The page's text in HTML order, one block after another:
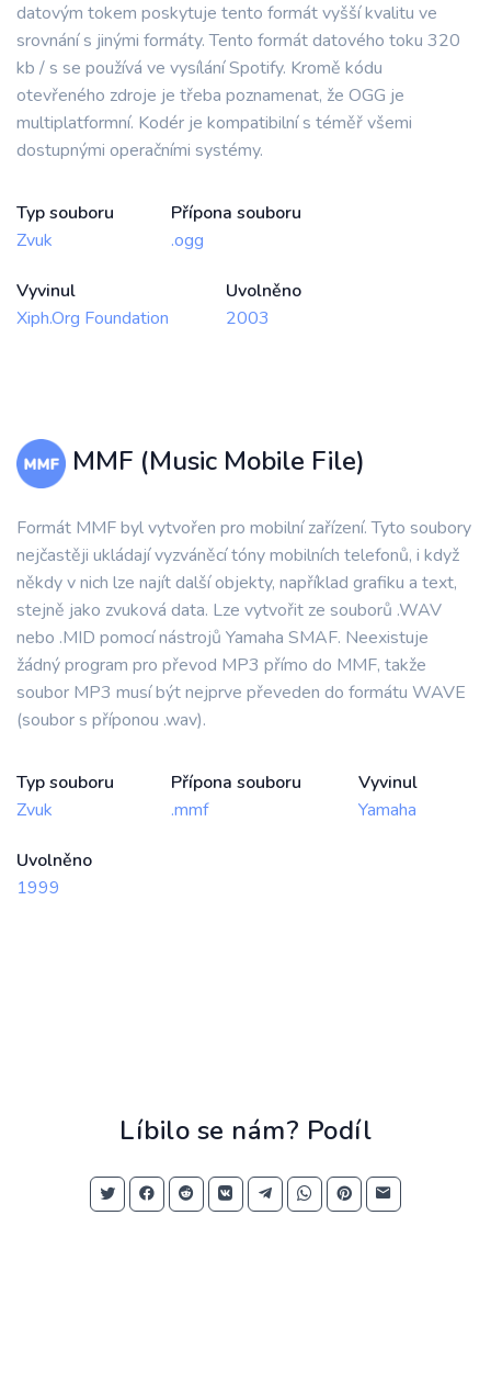
datovým tokem poskytuje tento formát vyšší kvalitu ve
srovnání s jinými formáty. Tento formát datového toku 320
kb / s se používá ve vysílání Spotify. Kromě kódu
otevřeného zdroje je třeba poznamenat, že OGG je
multiplatformní. Kodér je kompatibilní s téměř všemi
dostupnými operačními systémy.
Typ souboru
Zvuk
Přípona souboru
.ogg
Vyvinul
Xiph.Org Foundation
Uvolněno
2003
MMF (Music Mobile File)
Formát MMF byl vytvořen pro mobilní zařízení. Tyto soubory
nejčastěji ukládají vyzváněcí tóny mobilních telefonů, i když
někdy v nich lze najít další objekty, například grafiku a text,
stejně jako zvuková data. Lze vytvořit ze souborů .WAV
nebo .MID pomocí nástrojů Yamaha SMAF. Neexistuje
žádný program pro převod MP3 přímo do MMF, takže
soubor MP3 musí být nejprve převeden do formátu WAVE
(soubor s příponou .wav).
Typ souboru
Zvuk
Přípona souboru
.mmf
Vyvinul
Yamaha
Uvolněno
1999
Líbilo se nám? Podíl